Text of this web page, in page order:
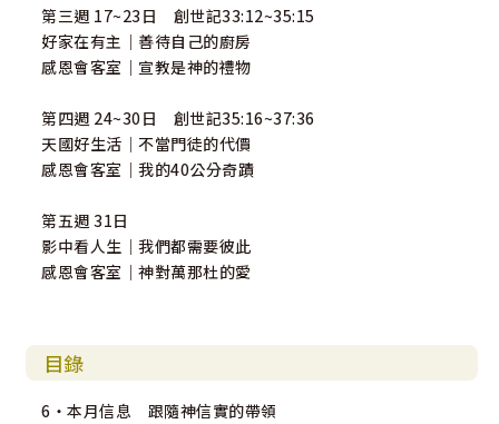
第三週 17~23日 創世記33:12~35:15
好家在有主｜善待自己的廚房
感恩會客室｜宣教是神的禮物
第四週 24~30日 創世記35:16~37:36
天國好生活｜不當門徒的代價
感恩會客室｜我的40公分奇蹟
第五週 31日
影中看人生｜我們都需要彼此
感恩會客室｜神對萬那杜的愛
目錄
6・本月信息 跟隨神信實的帶領